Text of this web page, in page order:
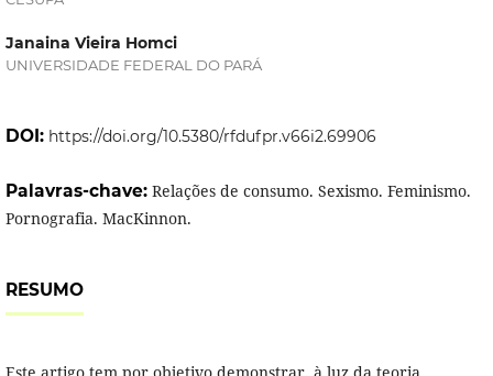
Janaina Vieira Homci
UNIVERSIDADE FEDERAL DO PARÁ
DOI: https://doi.org/10.5380/rfdufpr.v66i2.69906
Palavras-chave: Relações de consumo. Sexismo. Feminismo.
Pornografia. MacKinnon.
RESUMO